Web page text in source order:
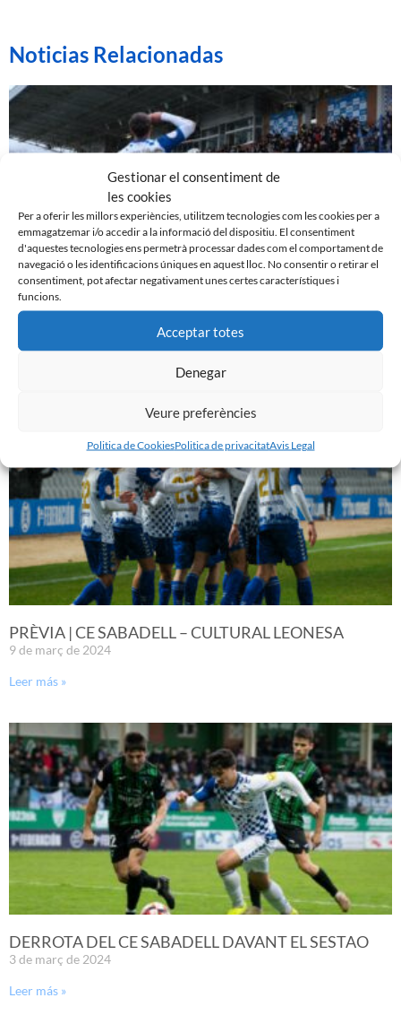
Gestionar el consentiment de
les cookies
Per a oferir les millors experiències, utilitzem tecnologies com les cookies per a
emmagatzemar i/o accedir a la informació del dispositiu. El consentiment
d'aquestes tecnologies ens permetrà processar dades com el comportament de
navegació o les identificacions úniques en aquest lloc. No consentir o retirar el
consentiment, pot afectar negativament unes certes característiques i
funcions.
Acceptar totes
Denegar
Veure preferències
Politica de CookiesPolitica de privacitatAvis Legal
Noticias Relacionadas
EL SABADELL EMPATA DAVANT LA CULTURAL A LA
NOVA CREU ALTA
PRÈVIA | CE SABADELL – CULTURAL LEONESA
9 de març de 2024
Leer más »
DERROTA DEL CE SABADELL DAVANT EL SESTAO
3 de març de 2024
Leer más »